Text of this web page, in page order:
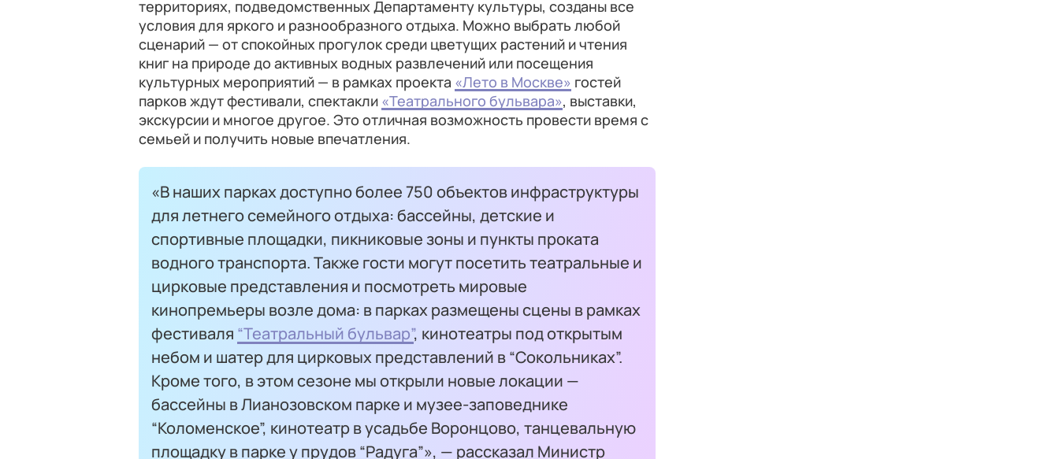
территориях, подведомственных Департаменту культуры, созданы все
условия для яркого и разнообразного отдыха. Можно выбрать любой
сценарий — от спокойных прогулок среди цветущих растений и чтения
книг на природе до активных водных развлечений или посещения
культурных мероприятий — в рамках проекта «Лето в Москве» гостей
парков ждутфестивали, спектакли «Театрального бульвара», выставки,
экскурсии и многое другое. Это отличная возможность провести время с
семьей и получить новые впечатления.
«В наших парках доступно более 750 объектов инфраструктуры
для летнего семейного отдыха: бассейны, детские и
спортивные площадки, пикниковые зоны и пункты проката
водного транспорта. Также гости могут посетить театральные и
цирковые представления и посмотреть мировые
кинопремьеры возле дома: в парках размещены сцены в рамках
фестиваля “Театральный бульвар”, кинотеатры под открытым
небом и шатер для цирковых представлений в “Сокольниках”.
Кроме того, в этом сезоне мы открыли новые локации —
бассейны в Лианозовском парке и музее-заповеднике
“Коломенское”, кинотеатр в усадьбе Воронцово, танцевальную
площадку в парке у прудов “Радуга”», — рассказал Министр